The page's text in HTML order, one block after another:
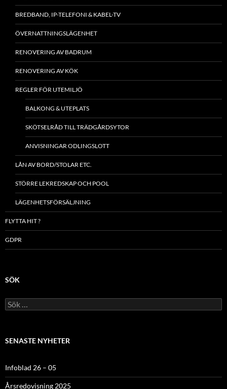
BREDBAND, IP-TELEFONI & KABEL-TV
ÖVERNATTNINGSLÄGENHET
RENOVERING AV BADRUM
RENOVERING AV KÖK
REGLER FÖR UTEMILJÖ
BALKONG & UTEPLATS
SKÖTSELRÅD TILL TRÄDGÅRDSYTOR
ANVISNINGAR ODLINGSLOTT
LÅN AV BORD/STOLAR ETC.
STÖRRE LEKREDSKAP OCH POOL
LÄGENHETSFÖRSÄLJNING
FLYTTA HIT ?
GDPR
SÖK
Sök
efter:
SENASTE NYHETER
Infoblad 26 – 05
Årsredovisning 2025